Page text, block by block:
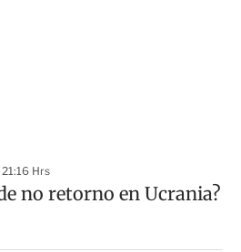
Hrs
no retorno en Ucrania?